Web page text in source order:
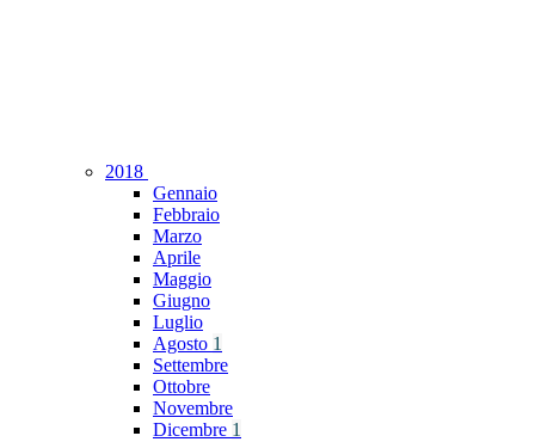
2018
Gennaio
Febbraio
Marzo
Aprile
Maggio
Giugno
Luglio
Agosto 1
Settembre
Ottobre
Novembre
Dicembre 1